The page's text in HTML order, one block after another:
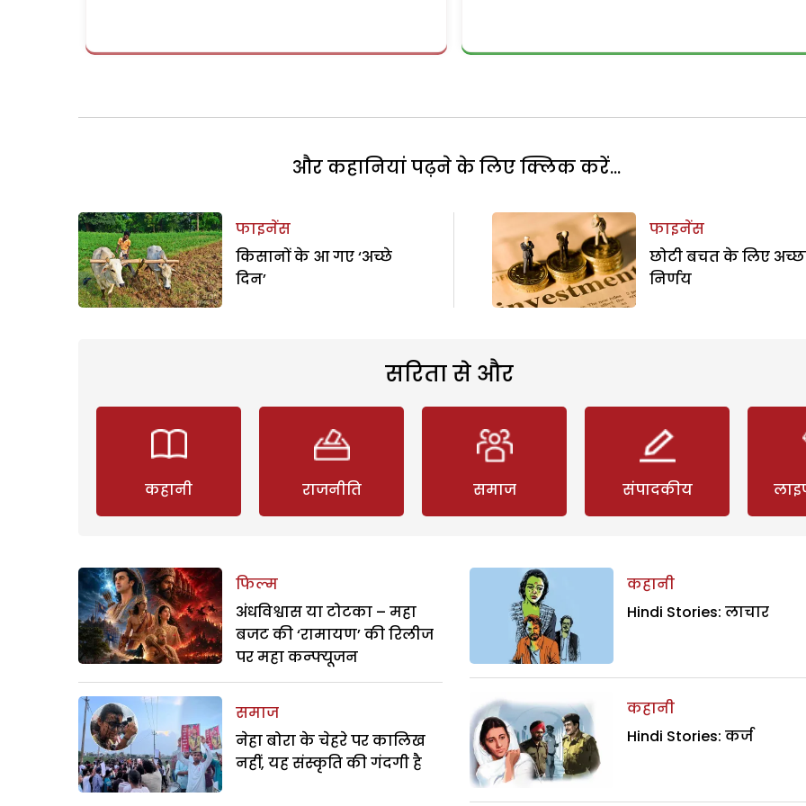
और कहानियां पढ़ने के लिए क्लिक करें...
फाइनेंस
किसानों के आ गए ‘अच्छे
दिन’
फाइनेंस
छोटी बचत के लिए
निर्णय
सरिता से और
कहानी राजनीति समाज संपादकीय
फिल्म
अंधविश्वास या टोटका – महा
बजट की ‘रामायण’ की रिलीज
पर महा कन्फ्यूजन
समाज
नेहा बोरा के चेहरे पर कालिख
नहीं, यह संस्कृति की गंदगी है
कहानी
Hindi Stories: लाचार
कहानी
Hindi Stories: कर्ज